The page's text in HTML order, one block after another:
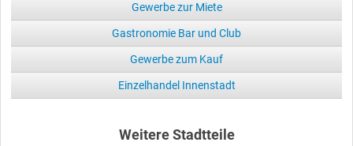
Gewerbe zur Miete
Gastronomie Bar und Club
Gewerbe zum Kauf
Einzelhandel Innenstadt
Weitere Stadtteile